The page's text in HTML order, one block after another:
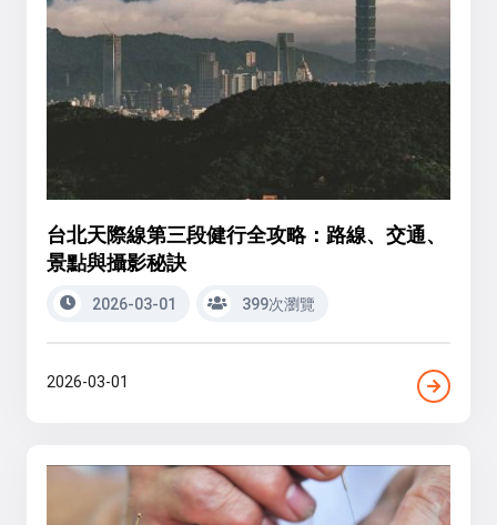
台北天際線第三段健行全攻略：路線、交通、
景點與攝影秘訣
2026-03-01 399次瀏覽
2026-03-01